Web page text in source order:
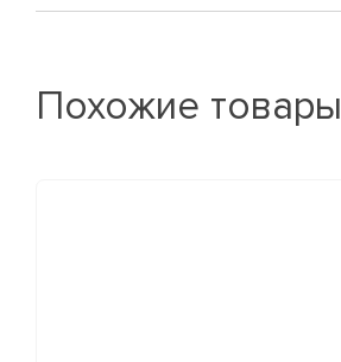
Похожие товары